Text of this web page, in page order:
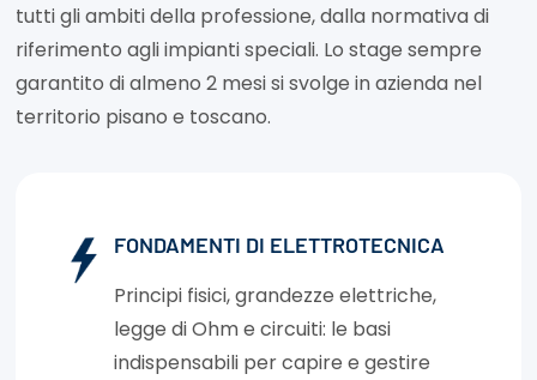
tutti gli ambiti della professione, dalla normativa di
riferimento agli impianti speciali. Lo stage sempre
garantito di almeno 2 mesi si svolge in azienda nel
territorio pisano e toscano.
FONDAMENTI DI ELETTROTECNICA
Principi fisici, grandezze elettriche,
legge di Ohm e circuiti: le basi
indispensabili per capire e gestire